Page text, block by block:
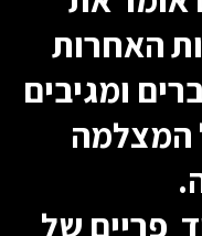
האחרות
ומגיבים
המצלמה
פריים של